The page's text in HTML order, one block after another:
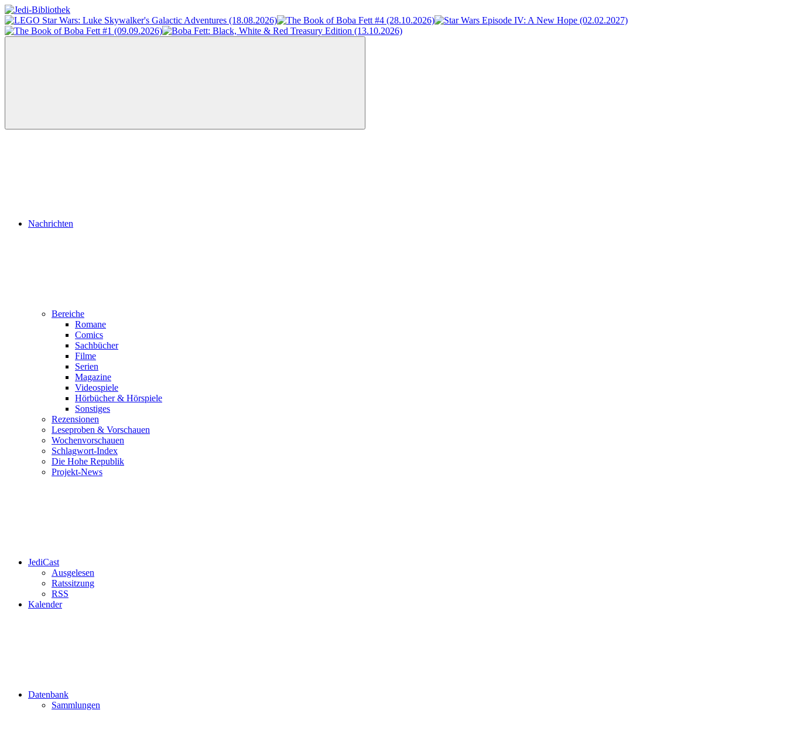
Zum
Inhalt
springen
Jedi-
Bibliothek
Das
Portal
Menü
Nachrichten
Bereiche
Romane
Comics
Sachbücher
Filme
Serien
Magazine
Videospiele
Hörbücher & Hörspiele
Sonstiges
Rezensionen
Leseproben & Vorschauen
Wochenvorschauen
Schlagwort-Index
Die Hohe Republik
Projekt-News
JediCast
Ausgelesen
Ratssitzung
RSS
Kalender
Datenbank
Sammlungen